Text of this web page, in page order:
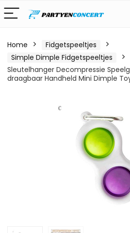
Home
Fidgetspeeltjes
Simple Dimple Fidgetspeeltjes
Sleutelhanger Decompressie
draagbaar Handheld Mini Dimple